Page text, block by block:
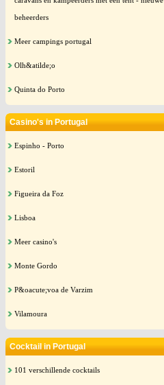
beheerders
Meer campings portugal
Olh&atilde;o
Quinta do Porto
Casino's in Portugal
Espinho - Porto
Estoril
Figueira da Foz
Lisboa
Meer casino's
Monte Gordo
P&oacute;voa de Varzim
Vilamoura
Cocktail in Portugal
101 verschillende cocktails